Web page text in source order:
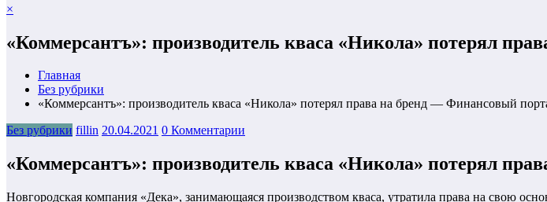
×
«Коммерсантъ»: производитель кваса «Никола» потерял
Главная
Без рубрики
«Коммерсантъ»: производитель кваса «Никола» потерял права на бренд — Финансовый
Без рубрики fillin 20.04.2021 0 Комментарии
«Коммерсантъ»: производитель кваса «Никола» потерял
Новгородская компания «Дека», занимающаяся производством кваса, утратила права на свою